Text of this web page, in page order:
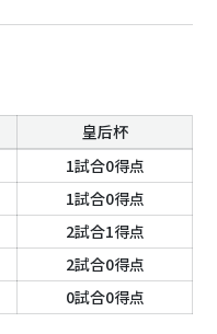
皇后杯
1試合0得点
1試合0得点
2試合1得点
2試合0得点
0試合0得点